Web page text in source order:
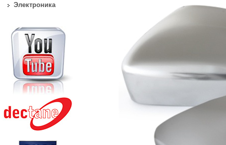
Электроника